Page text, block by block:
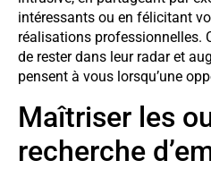
intéressants ou en félicitant
réalisations professionnelles.
de rester dans leur radar et
pensent à vous lorsqu’une
Maîtriser les
recherche